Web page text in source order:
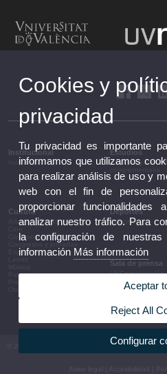
Institucional
Institucional
Estudios
Estudios y
Cultura
Artes escénicas
Conferencias y debates
Congresos y jornadas
Exposiciones
Patrimonio
Deportes
Deportes
Sala de prensa
UVComunicación
Notas de prensa
Agenda de
Información
© 2026 UV. - Av. Blasco Ibáñez, 13. 46010
Cookies y
privacidad
Tu privacidad es importante
informamos que utilizamos
para realizar análisis de uso y
web con el fin de
proporcionar
analizar nuestro tráfico. Para
la configuración de
información Más información
Aceptar
Reject All
Configurar